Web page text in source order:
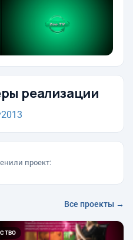
реализации
проект:
Все проекты →